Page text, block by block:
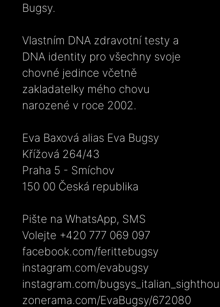
Bugsy.
Vlastním DNA zdravotní testy a
DNA identity pro všechny svoje
chovné jedince včetně
zakladatelky mého chovu
narozené v roce 2002.
Eva Baxová alias Eva Bugsy
Křížová 264/43
Praha 5 - Smíchov
150 00 Česká republika
Pište na WhatsApp, SMS
Volejte +420 777 069 097
facebook.com/ferittebugsy
instagram.com/evabugsy
instagram.com/
zonerama.com/EvaBugsy/672080